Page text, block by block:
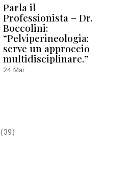
Parla il
Professionista – Dr.
Boccolini:
“Pelviperineologia:
serve un approccio
multidisciplinare.”
24 Mar
(39)